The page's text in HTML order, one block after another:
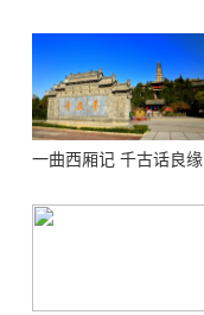
一曲西厢记 千古话良缘